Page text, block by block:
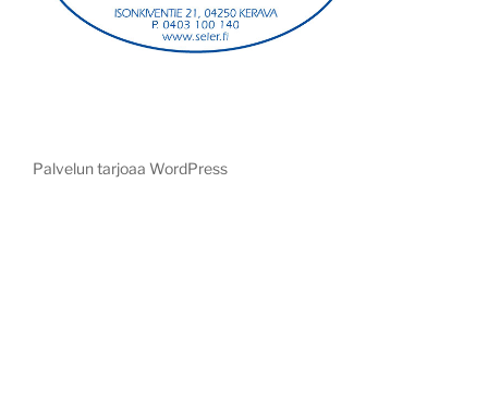
Palvelun tarjoaa WordPress